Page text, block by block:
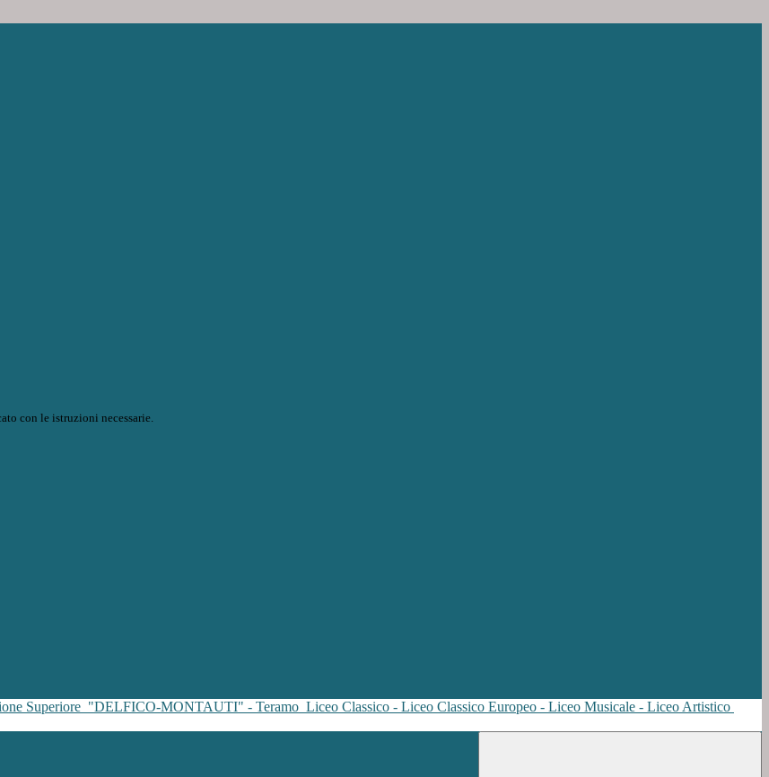
con le istruzioni necessarie.
Superiore "DELFICO-MONTAUTI" - Teramo Liceo Classico - Liceo Classico Europeo - Liceo Musicale - Liceo Artistico